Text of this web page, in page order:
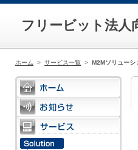
フリービット法人
ホーム > サービス一覧 > M2Mソリューシ